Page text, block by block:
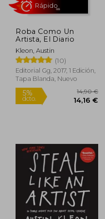
Roba Como Un
Artista, El Diario
Kleon, Austin
(10)
Editorial Gg, 2017, 1 Edición,
Tapa Blanda, Nuevo
5%
dcto. 14,16 €
Rápido